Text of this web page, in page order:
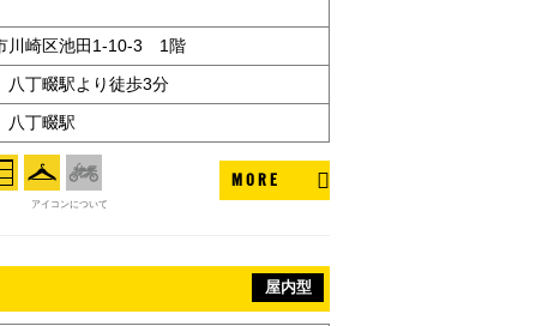
川崎区池田1-10-3 1階
丁畷駅より徒歩3分
丁畷駅
アイコンについて
MORE
屋内型